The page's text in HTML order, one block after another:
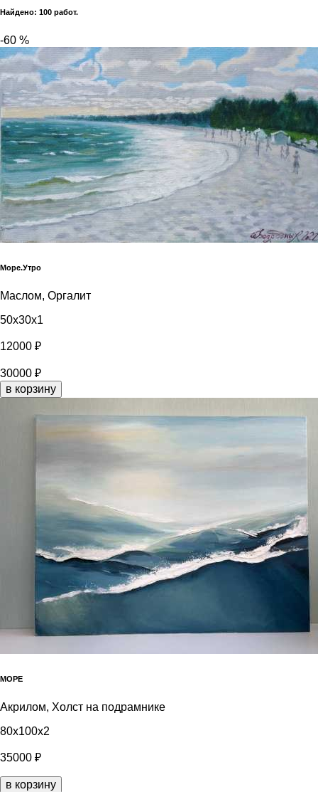
Найдено: 100 работ.
-60 %
Море.Утро
Маслом, Оргалит
50x30x1
12000 ₽
30000 ₽
в корзину
МОРЕ
Акрилом, Холст на подрамнике
80x100x2
35000 ₽
в корзину